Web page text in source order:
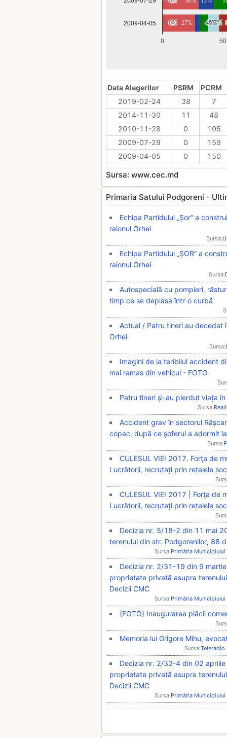
0 50
2009-04-05 0%
0% 27% 4%
4%7%
7%
9%
Data Alegerilor PSRM
PCRM
2019-02-24
38
7
2014-11-30
11
48
2010-11-28
0
105
2009-07-29
0
159
2009-04-05
0 150
Sursa: www.cec.md
Primaria Satului Podgoreni -
Echipa Partidului „Șor” a
raionul Orhei
Sursa:
Echipa Partidului „ȘOR” a
raionul Orhei
Sursa:
Autospecială cu pompieri,
timp ce se deplasa într-o curbă
Actual / Patru tineri au decedat
Orhei
Sursa:
Imagini de la teribilul accident
mai ramas din vehicul - FOTO
Patru tineri și-au pierdut viața
Sursa:
Accident grav în sectorul
copac, după ce șoferul a adormit
Sursa:
CULESUL VIEI 2017. Forţa de
Lucrătorii, recrutați prin rețelele
CULESUL VIEI 2017 | Forţa de
Lucrătorii, recrutați prin rețelele
Decizia nr. 5/18-2 din 11 mai
terenului din str. Podgorenilor, 88
Sursa:Primăria Municipiului
Decizia nr. 2/31-19 din 9
proprietate privată asupra
Decizii CMC
Sursa:Primăria Municipiului
(FOTO) Inaugurarea plăcii
Memoria lui Grigore Mihu,
Sursa:
Decizia nr. 2/32-4 din 02
proprietate privată asupra
Decizii CMC
Sursa:Primăria Municipiului